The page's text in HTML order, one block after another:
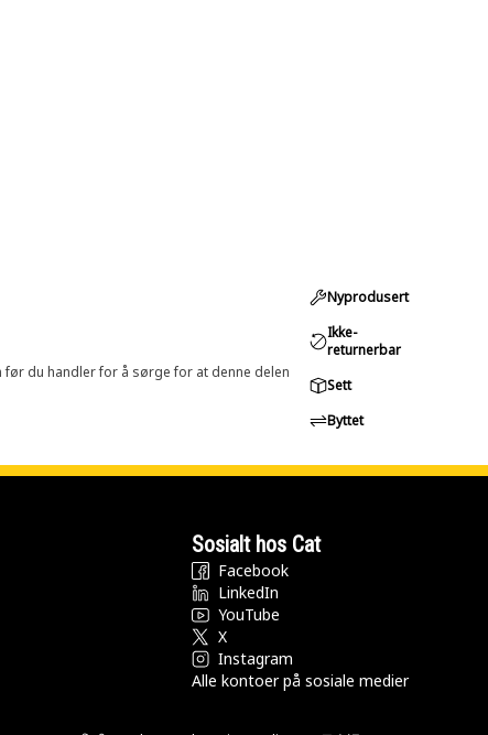
du handler for å sørge for at denne delen
Nyprodusert
Ikke-
returnerbar
Sett
Byttet
Sosialt hos Cat
Facebook
LinkedIn
YouTube
X
Instagram
Alle kontoer på sosiale medier